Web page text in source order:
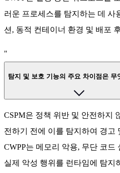
러운 프로세스를 탐지하는 데 사
션, 동적 컨테이너 환경 및 배포
"
탐지 및 보호 기능의 주요 차이점은 무
CSPM은 정책 위반 및 안전하지
전하기 전에 이를 탐지하여 경고
CWPP는 메모리 악용, 무단 코드
실제 악성 행위를 런타임에 탐지